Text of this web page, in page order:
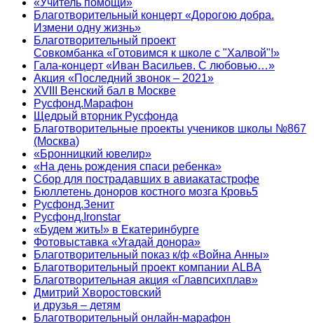
«Учитель помощи»
Благотворительный концерт «Дорогою добра.
Измени одну жизнь»
Благотворительный проект
Совкомбанка «Готовимся к школе с "Халвой"!»
Гала-концерт «Иван Васильев. С любовью…»
Акция «Последний звонок – 2021»
XVIII Венский бал в Москве
Русфонд.Марафон
Щедрый вторник Русфонда
Благотворительные проекты учеников школы №867
(Москва)
«Бронницкий ювелир»
«На день рождения спаси ребенка»
Сбор для пострадавших в авиакатастрофе
Бюллетень доноров костного мозга Кровь5
Русфонд.Зенит
Русфонд.Ironstar
«Будем жить!» в Екатеринбурге
Фотовыставка «Угадай донора»
Благотворительный показ к/ф «Война Анны»
Благотворительный проект компании ALBA
Благотворительная акция «Главпсихплав»
Дмитрий Хворостовский
и друзья – детям
Благотворительный онлайн‑марафон